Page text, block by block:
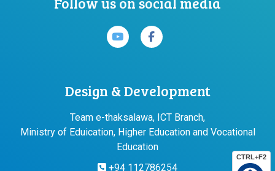
CTRL+F2
Design & Development
Team e-thaksalawa, ICT Branch,
Ministry of Eduication, Higher Education and Vocational
Education
+94 112786254